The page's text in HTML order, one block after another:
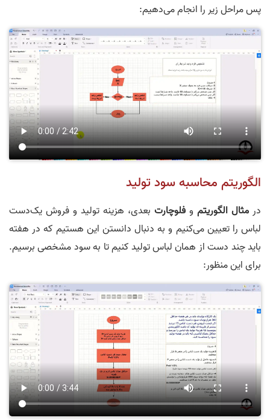
پس مراحل زیر را انجام می‌دهیم:
الگوریتم محاسبه سود تولید
در مثال الگوریتم و فلوچارت بعدی، هزینه تولید و فروش یک‌دست
لباس را تعیین می‌کنیم و به دنبال دانستن این هستیم که در هفته
باید چند دست از همان لباس تولید کنیم تا به سود مشخصی برسیم.
برای این منظور: